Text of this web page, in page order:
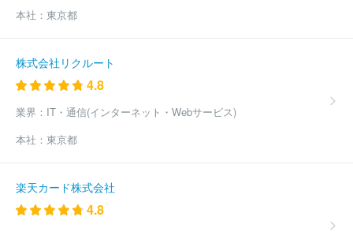
本社： 東京都
株式会社リクルート
4.8
業界： IT・通信(インターネット・Webサービス)
本社： 東京都
楽天カード株式会社
4.8